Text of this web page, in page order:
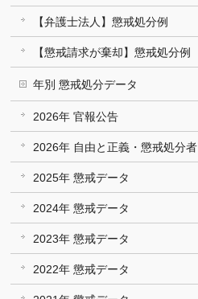
【弁護士法人】懲戒処分例
【懲戒請求が棄却】懲戒処分例
年別 懲戒処分データ
2026年 官報公告
2026年 自由と正義・懲戒処分者
2025年 懲戒データ
2024年 懲戒データ
2023年 懲戒データ
2022年 懲戒データ